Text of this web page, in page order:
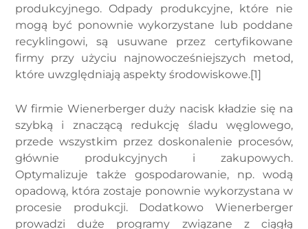
produkcyjnego. Odpady produkcyjne, które nie
mogą być ponownie wykorzystane lub poddane
recyklingowi, są usuwane przez certyfikowane
firmy przy użyciu najnowocześniejszych metod,
które uwzględniają aspekty środowiskowe.[1]
W firmie Wienerberger duży nacisk kładzie się na
szybką i znaczącą redukcję śladu węglowego,
przede wszystkim przez doskonalenie procesów,
głównie produkcyjnych i zakupowych.
Optymalizuje także gospodarowanie, np. wodą
opadową, która zostaje ponownie wykorzystana w
procesie produkcji. Dodatkowo Wienerberger
prowadzi duże programy związane z ciągłą